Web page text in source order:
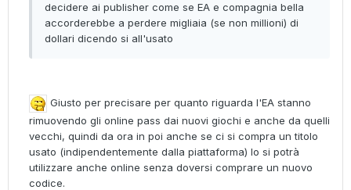
decidere ai publisher come se EA e compagnia bella
accorderebbe a perdere migliaia (se non millioni) di
dollari dicendo si all'usato
Giusto per precisare per quanto riguarda l'EA stanno
rimuovendo gli online pass dai nuovi giochi e anche da quelli
vecchi, quindi da ora in poi anche se ci si compra un titolo
usato (indipendentemente dalla piattaforma) lo si potrà
utilizzare anche online senza doversi comprare un nuovo
codice.